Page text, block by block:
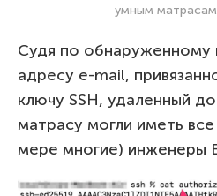
умным
Судя по обнаруженному
адресу e-mail,
ключу SSH, удаленный
матрасу могли иметь
мере многие) инженеры